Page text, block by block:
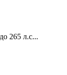
265 л.с...